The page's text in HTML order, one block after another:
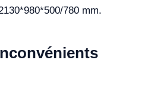
780 mm.